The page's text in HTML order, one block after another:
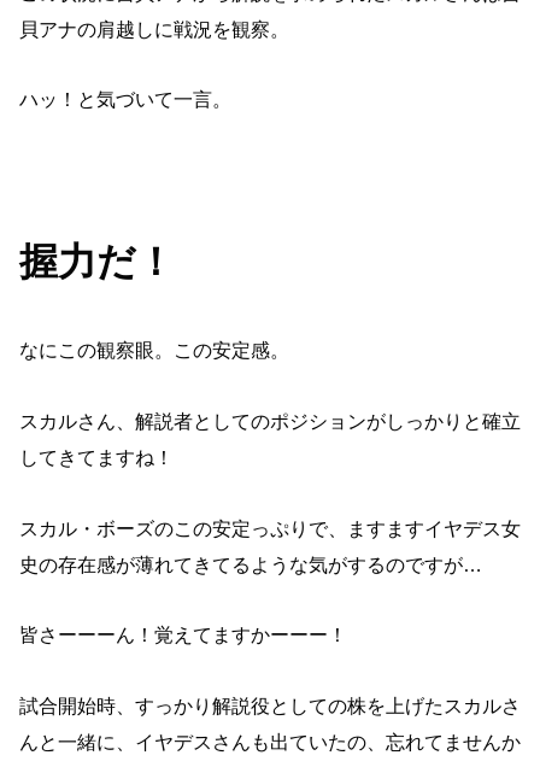
貝アナの肩越しに戦況を観察。
ハッ！と気づいて一言。
握力だ！
なにこの観察眼。この安定感。
スカルさん、解説者としてのポジションがしっかりと確立
してきてますね！
スカル・ボーズのこの安定っぷりで、ますますイヤデス女
史の存在感が薄れてきてるような気がするのですが…
皆さーーーん！覚えてますかーーー！
試合開始時、すっかり解説役としての株を上げたスカルさ
んと一緒に、イヤデスさんも出ていたの、忘れてませんか